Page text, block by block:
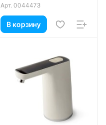
Арт. 0044473
В корзину